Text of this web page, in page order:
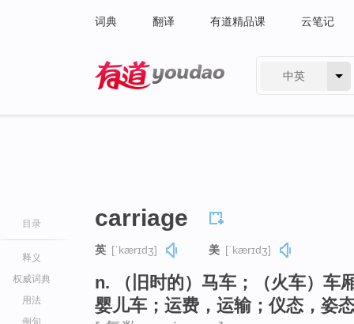
词典 翻译 有道精品课 云笔记
中英
目录
释义
权威词典
用法
例句
carriage
英 [ˈkærɪdʒ] 美 [ˈkærɪdʒ]
n. （旧时的）马车；（火车）车
婴儿车；运费，运输；仪态，姿